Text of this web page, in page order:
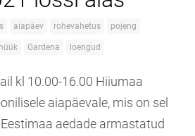
aiapäev rohevahetus pojeng
Gardena loengud
kl 10.00-16.00 Hiiumaa
aiapäevale, mis on sel
aedade armastatud